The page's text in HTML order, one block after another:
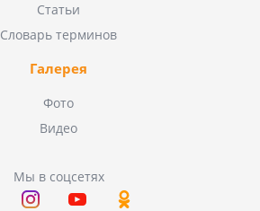
Статьи
Словарь терминов
Галерея
Фото
Видео
Мы в соцсетях